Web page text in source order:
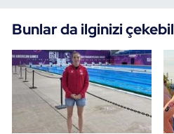
Bunlar da ilginizi